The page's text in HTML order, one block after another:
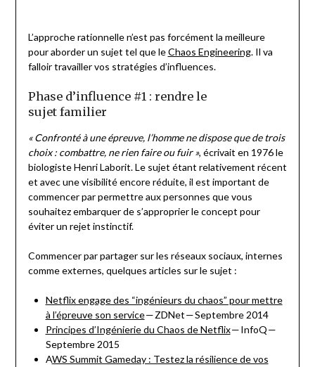
L’approche rationnelle n’est pas forcément la meilleure
pour aborder un sujet tel que leChaos Engineering. Il va
falloir travailler vos stratégies d’influences.
Phase d’influence #1 : rendre le
sujet familier
« Confronté à une épreuve, l’homme ne dispose que de trois
choix : combattre, ne rien faire ou fuir », écrivait en 1976 le
biologiste Henri Laborit. Le sujet étant relativement récent
et avec une visibilité encore réduite, il est important de
commencer par permettre aux personnes que vous
souhaitez embarquer de s’approprier le concept pour
éviter un rejet instinctif.
Commencer par partager sur les réseaux sociaux, internes
comme externes, quelques articles sur le sujet :
Netflix engage des “ingénieurs du chaos” pour mettre
à l’épreuve son service— ZDNet — Septembre 2014
Principes d’Ingénierie du Chaos de Netflix— InfoQ —
Septembre 2015
AWS Summit Gameday : Testez la résilience de vos